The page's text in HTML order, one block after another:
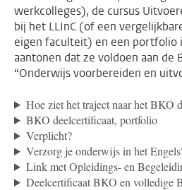
werkcolleges), de cursus
bij het LLInC (of een
eigen faculteit) en een portfolio
aantonen dat ze voldoen aan de
“Onderwijs voorbereiden en
Hoe ziet het traject naar het BKO
BKO deelcertificaat, portfolio
Verplicht?
Verzorg je onderwijs in het
Link met Opleidings- en
Deelcertificaat BKO en volledige